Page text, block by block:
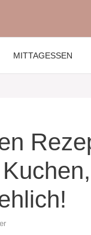
MITTAGESSEN